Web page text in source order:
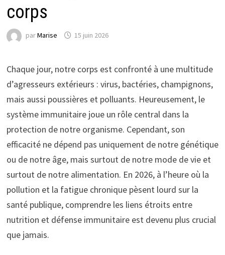
corps
parMarise 15 juin 2026
Chaque jour, notre corps est confronté à une multitude
d’agresseurs extérieurs : virus, bactéries, champignons,
mais aussi poussières et polluants. Heureusement, le
système immunitaire joue un rôle central dans la
protection de notre organisme. Cependant, son
efficacité ne dépend pas uniquement de notre génétique
ou de notre âge, mais surtout de notre mode de vie et
surtout de notre alimentation. En 2026, à l’heure où la
pollution et la fatigue chronique pèsent lourd sur la
santé publique, comprendre les liens étroits entre
nutrition et défense immunitaire est devenu plus crucial
que jamais.